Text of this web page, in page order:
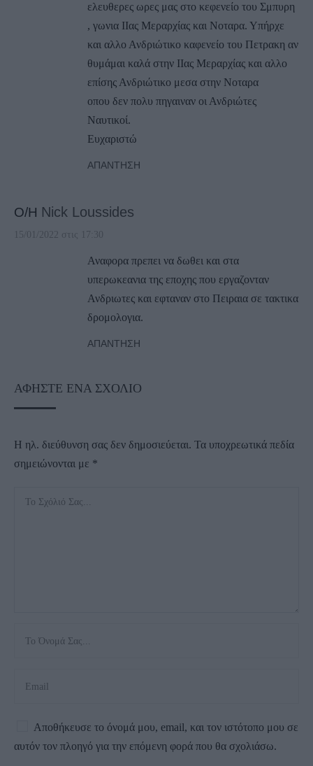
ελευθερες ωρες μας στο κεφενείο του Σμπυρη
, γωνια ΙΙας Μεραρχίας και Νοταρα. Υπήρχε
και αλλο Ανδριώτικο καφενείο του Πετρακη αν
θυμάμαι καλά στην ΙΙας Μεραρχίας και αλλο
επίσης Ανδριώτικο μεσα στην Νοταρα
οπου δεν πολυ πηγαιναν οι Ανδριώτες
Ναυτικοί.
Ευχαριστώ
ΑΠΆΝΤΗΣΗ
Ο/Η Nick Loussides
15/01/2022 στις 17:30
Αναφορα πρεπει να δωθει και στα
υπερωκεανια της εποχης που εργαζονταν
Ανδριωτες και εφταναν στο Πειραια σε τακτικα
δρομολογια.
ΑΠΆΝΤΗΣΗ
ΑΦΉΣΤΕ ΈΝΑ ΣΧΌΛΙΟ
Η ηλ. διεύθυνση σας δεν δημοσιεύεται. Τα υποχρεωτικά πεδία
σημειώνονται με *
Αποθήκευσε το όνομά μου, email, και τον ιστότοπο μου σε
αυτόν τον πλοηγό για την επόμενη φορά που θα σχολιάσω.